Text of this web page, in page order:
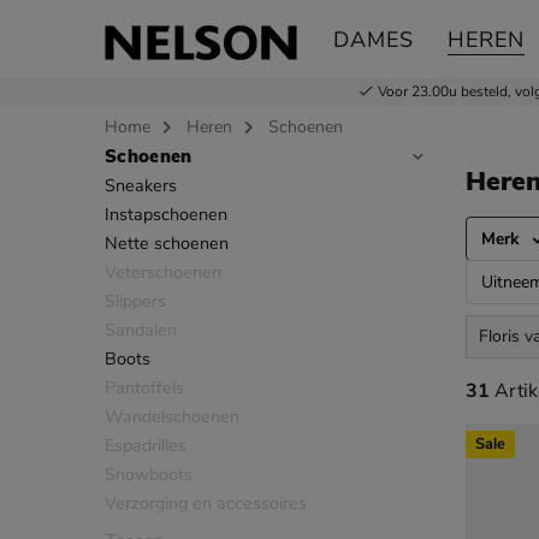
DAMES HEREN
Voor 23.00u besteld,
Home Heren Schoenen
Sla categorieën over
Schoenen
Sneakers
Instapschoenen
Nette schoenen
Veterschoenen
Slippers
Sandalen
Boots
Pantoffels
Wandelschoenen
Espadrilles
Snowboots
Verzorging en accessoires
Merk
Floris
31
31
Sale